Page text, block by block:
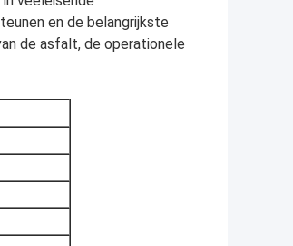
en de belangrijkste
de asfalt, de operationele